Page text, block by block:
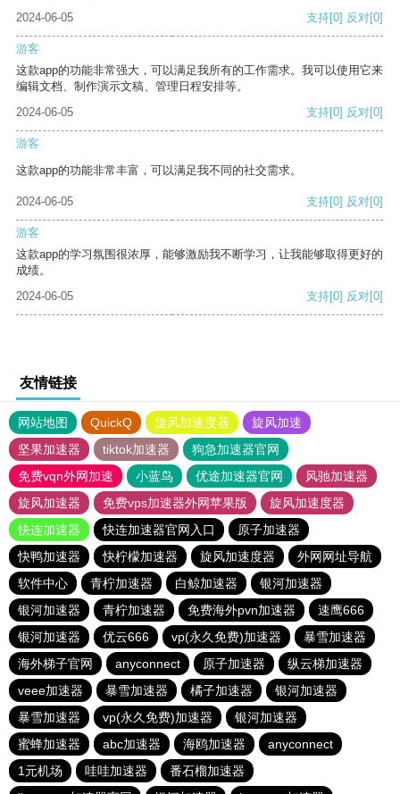
2024-06-05
支持[0] 反对[0]
游客
这款app的功能非常强大，可以满足我所有的工作需求。我可以使用它来
编辑文档、制作演示文稿、管理日程安排等。
2024-06-05
支持[0] 反对[0]
游客
这款app的功能非常丰富，可以满足我不同的社交需求。
2024-06-05 支持[0] 反对[0]
游客
这款app的学习氛围很浓厚，能够激励我不断学习，让我能够取得更好的
成绩。
2024-06-05
支持[0] 反对[0]
友情链接
网站地图 QuickQ 旋风加速度器
旋风加速
坚果加速器
tiktok加速器
狗急加速器官网
免费vqn外网加速
小蓝鸟 优途加速器官网
风驰加速器
旋风加速器
免费vps加速器外网苹果版
旋风加速度器
快连加速器
快连加速器官网入口
原子加速器
快鸭加速器
快柠檬加速器 旋风加速度器
外网网址导航
软件中心
青柠加速器 白鲸加速器
银河加速器
银河加速器
青柠加速器 免费海外pvn加速器
速鹰666
银河加速器
优云666 vp(永久免费)加速器
暴雪加速器
海外梯子官网
anyconnect 原子加速器
纵云梯加速器
veee加速器
暴雪加速器 橘子加速器
银河加速器
暴雪加速器
vp(永久免费)加速器
银河加速器
蜜蜂加速器
abc加速器 海鸥加速器
anyconnect
1元机场
哇哇加速器
番石榴加速器